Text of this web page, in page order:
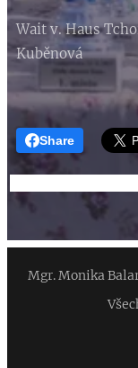
Wait v. Haus
Kuběnová
Share
Mgr. Monika